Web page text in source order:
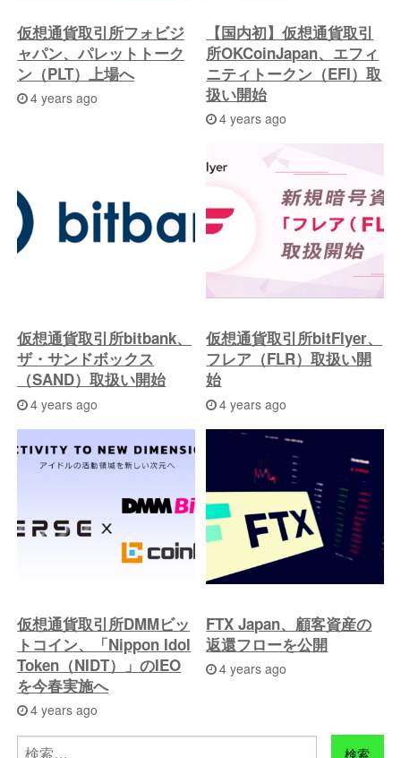
へ
仮想通貨取引所フォビジ
ャパン、パレットトーク
ン（PLT）上場へ
4 years ago
【国内初】仮想通貨取引
所OKCoinJapan、エフィ
ニティトークン（EFI）取
扱い開始
4 years ago
仮想通貨取引所bitbank、
ザ・サンドボックス
（SAND）取扱い開始
4 years ago
仮想通貨取引所bitFlyer、
フレア（FLR）取扱い開
始
4 years ago
仮想通貨取引所DMMビッ
トコイン、「Nippon Idol
Token（NIDT）」のIEO
を今春実施へ
4 years ago
FTX Japan、顧客資産の
返還フローを公開
4 years ago
検